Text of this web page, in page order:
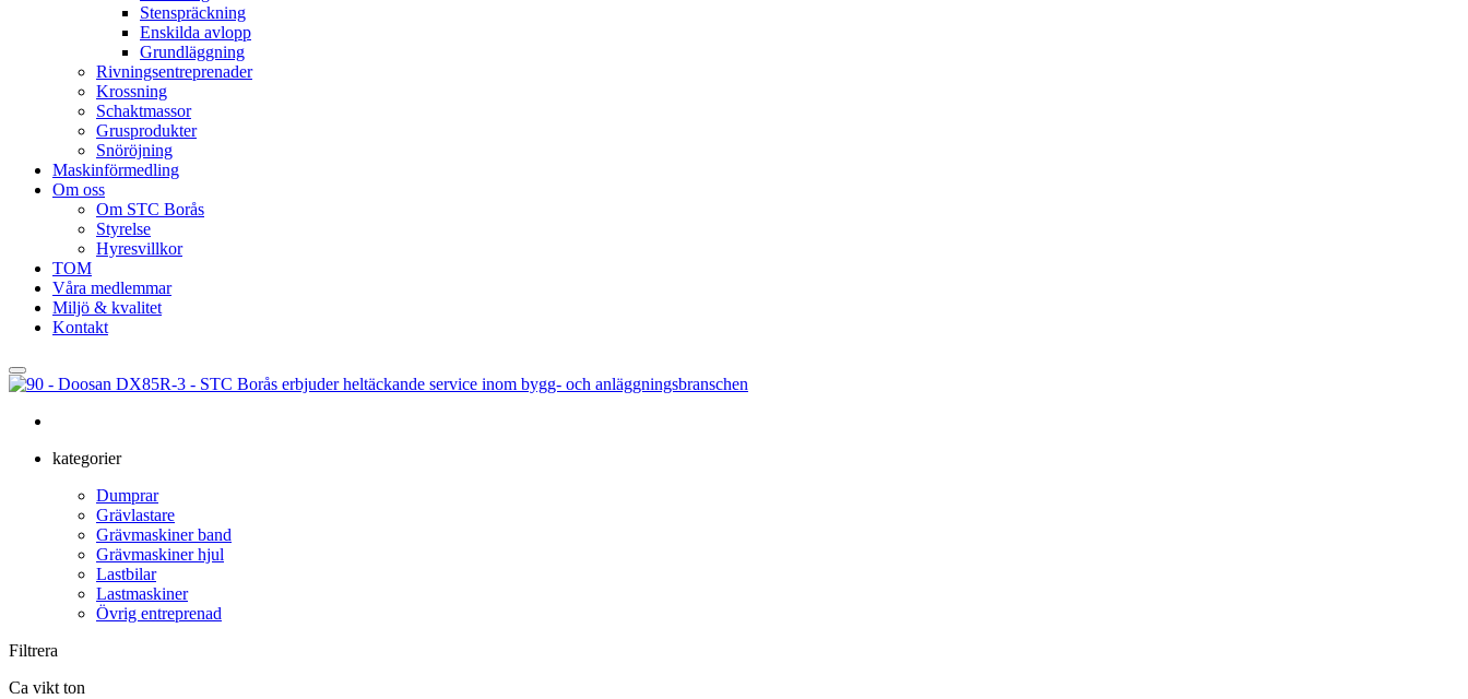
Stenspräckning
Enskilda avlopp
Grundläggning
Rivningsentreprenader
Krossning
Schaktmassor
Grusprodukter
Snöröjning
Maskinförmedling
Om oss
Om STC Borås
Styrelse
Hyresvillkor
TOM
Våra medlemmar
Miljö & kvalitet
Kontakt
kategorier
Dumprar
Grävlastare
Grävmaskiner band
Grävmaskiner hjul
Lastbilar
Lastmaskiner
Övrig entreprenad
Filtrera
Ca vikt ton